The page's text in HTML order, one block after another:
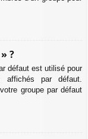
?
défaut est utilisé pour
par défaut.
groupe par défaut